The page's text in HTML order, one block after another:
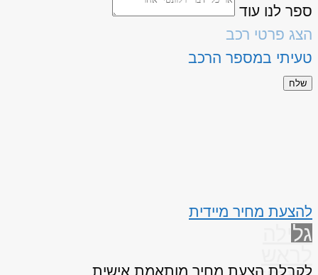
ספר לנו עוד
הצג פרטי רכב
טעיתי במספר הרכב
שלח
להצעת מחיר מיידית
גלילה
לקבלת הצעת מחיר מותאמת אישית